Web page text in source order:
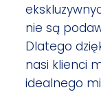
nie są
Dlatego
nasi klienci
idealnego